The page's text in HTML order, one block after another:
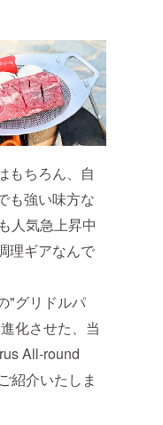
もちろん、自
も強い味方な
人気急上昇中
理ギアなんで
"グリドルパ
化させた、当
All-round
紹介いたしま